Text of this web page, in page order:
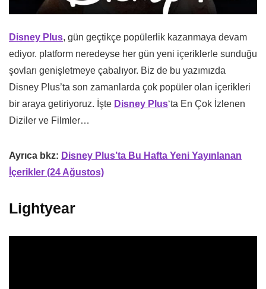
Disney Plus, gün geçtikçe popülerlik kazanmaya devam
ediyor. platform neredeyse her gün yeni içeriklerle sunduğu
şovları genişletmeye çabalıyor. Biz de bu yazımızda
Disney Plus’ta son zamanlarda çok popüler olan içerikleri
bir araya getiriyoruz. İşte Disney Plus‘ta En Çok İzlenen
Diziler ve Filmler…
Ayrıca bkz: Disney Plus’ta Bu Hafta Yeni Yayınlanan
İçerikler (24 Ağustos)
Lightyear